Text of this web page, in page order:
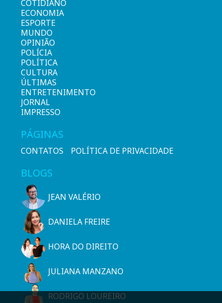
COTIDIANO
ECONOMIA
ESPORTE
MUNDO
OPINIÃO
POLÍCIA
POLÍTICA
CULTURA
ÚLTIMAS
ENTRETENIMENTO
JORNAL
IMPRESSO
PÁGINAS
CONTATOS POLÍTICA DE PRIVACIDADE
BLOGS
JEAN VALÉRIO
DANIELA FREIRE
HORA DO DIREITO
JULIANA MANZANO
RODRIGO LOUREIRO